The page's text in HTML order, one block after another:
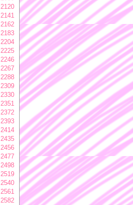
2120
2141
2162
2183
2204
2225
2246
2267
2288
2309
2330
2351
2372
2393
2414
2435
2456
2477
2498
2519
2540
2561
2582